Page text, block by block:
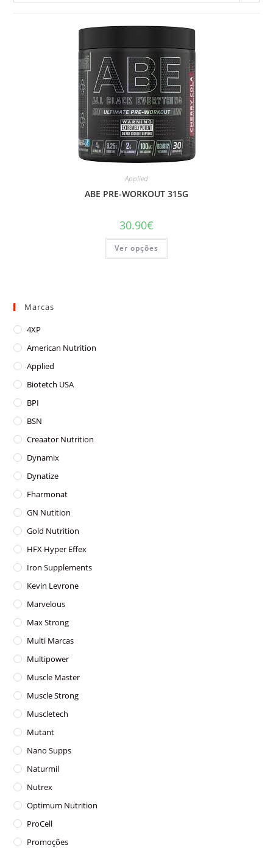
Applied
ABE PRE-WORKOUT 315G
30.90€
Ver opções
This
has
Marcas
4XP
American Nutrition
Applied
Biotetch USA
BPI
BSN
Creaator Nutrition
Dynamix
Dynatize
Fharmonat
GN Nutition
Gold Nutrition
HFX Hyper Effex
Iron Supplements
Kevin Levrone
Marvelous
Max Strong
Multi Marcas
Multipower
Muscle Master
Muscle Strong
Muscletech
Mutant
Nano Supps
Naturmil
Nutrex
Optimum Nutrition
ProCell
Promoções